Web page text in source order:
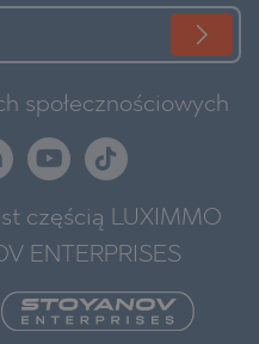
społecznościowych
częścią LUXIMMO
ENTERPRISES